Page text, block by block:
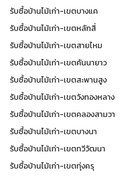
รับซื้อบ้านไม้เก่า-เขตบางแค
รับซื้อบ้านไม้เก่า-เขตหลักสี่
รับซื้อบ้านไม้เก่า-เขตสายไหม
รับซื้อบ้านไม้เก่า-เขตคันนายาว
รับซื้อบ้านไม้เก่า-เขตสะพานสูง
รับซื้อบ้านไม้เก่า-เขตวังทองหลาง
รับซื้อบ้านไม้เก่า-เขตคลองสามวา
รับซื้อบ้านไม้เก่า-เขตบางนา
รับซื้อบ้านไม้เก่า-เขตทวีวัฒนา
รับซื้อบ้านไม้เก่า-เขตทุ่งครุ